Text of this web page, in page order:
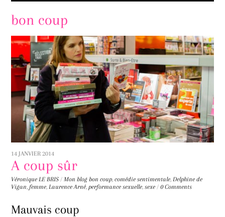
bon coup
14 JANVIER 2014
A coup sûr
Véronique LE BRIS / Mon blog bon coup,comédie sentimentale, Delphine de
Vigan, femme, Laurence Arné, performance sexuelle,sexe / 0 Comments
Mauvais coup